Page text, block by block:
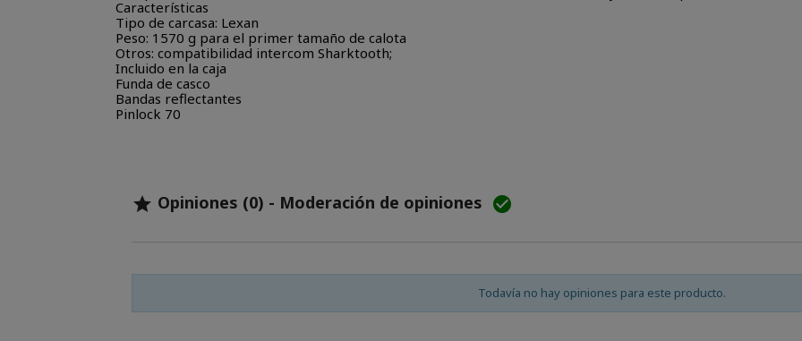
Características
Tipo de carcasa: Lexan
Peso: 1570 g para el primer tamaño de calota
Otros: compatibilidad intercom Sharktooth;
Incluido en la caja
Funda de casco
Bandas reflectantes
Pinlock 70
 Opiniones (0) - Moderación de opiniones 
Todavía no hay opiniones para este producto.